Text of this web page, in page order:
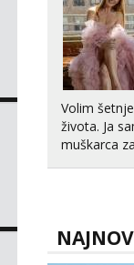
poljupce
muskar...
Volim
života. Ja
muškarca